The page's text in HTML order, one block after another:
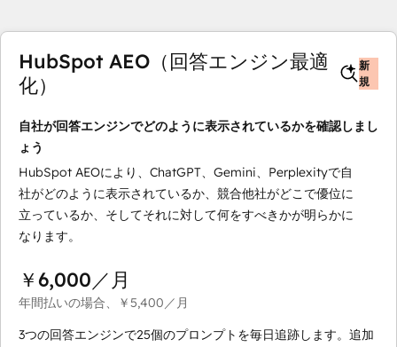
HubSpot AEO（回答エンジン最適
化）
新
規
自社が回答エンジンでどのように表示されているかを確認しまし
ょう
HubSpot AEOにより、ChatGPT、Gemini、Perplexityで自
社がどのように表示されているか、競合他社がどこで優位に
立っているか、そしてそれに対して何をすべきかが明らかに
なります。
￥6,000／月
年間払いの場合、 ￥5,400／月
3つの回答エンジンで25個のプロンプトを毎日追跡します。追加